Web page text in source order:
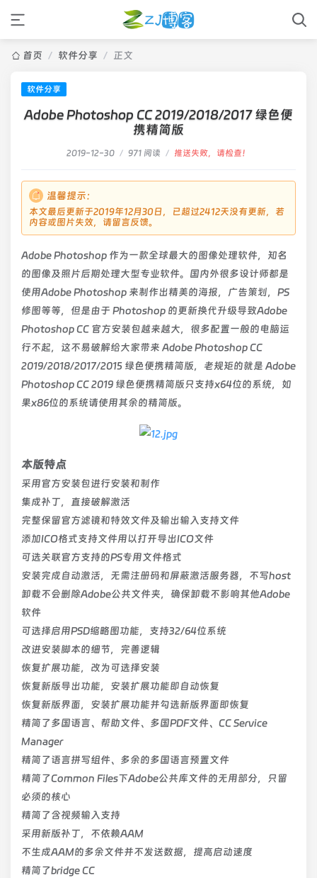
首页 / 软件分享 / 正文
软件分享
Adobe Photoshop CC 2019/2018/2017 绿色便
携精简版
2019-12-30 / 971 阅读 / 推送失败，请检查！
温馨提示：
本文最后更新于2019年12月30日，已超过2412天没有更新，若
内容或图片失效，请留言反馈。
Adobe Photoshop 作为一款全球最大的图像处理软件，知名
的图像及照片后期处理大型专业软件。国内外很多设计师都是
使用Adobe Photoshop 来制作出精美的海报，广告策划，PS
修图等等，但是由于 Photoshop 的更新换代升级导致Adobe
Photoshop CC 官方安装包越来越大，很多配置一般的电脑运
行不起，这不易破解给大家带来 Adobe Photoshop CC
2019/2018/2017/2015 绿色便携精简版，老规矩的就是 Adobe
Photoshop CC 2019 绿色便携精简版只支持x64位的系统，如
果x86位的系统请使用其余的精简版。
本版特点
采用官方安装包进行安装和制作
集成补丁，直接破解激活
完整保留官方滤镜和特效文件及输出输入支持文件
添加ICO格式支持文件用以打开导出ICO文件
可选关联官方支持的PS专用文件格式
安装完成自动激活，无需注册码和屏蔽激活服务器，不写host
卸载不会删除Adobe公共文件夹，确保卸载不影响其他Adobe
软件
可选择启用PSD缩略图功能，支持32/64位系统
改进安装脚本的细节，完善逻辑
恢复扩展功能，改为可选择安装
恢复新版导出功能，安装扩展功能即自动恢复
恢复新版界面，安装扩展功能并勾选新版界面即恢复
精简了多国语言、帮助文件、多国PDF文件、CC Service
Manager
精简了语言拼写组件、多余的多国语言预置文件
精简了Common Files下Adobe公共库文件的无用部分，只留
必须的核心
精简了含视频输入支持
采用新版补丁，不依赖AAM
不生成AAM的多余文件并不发送数据，提高启动速度
精简了bridge CC